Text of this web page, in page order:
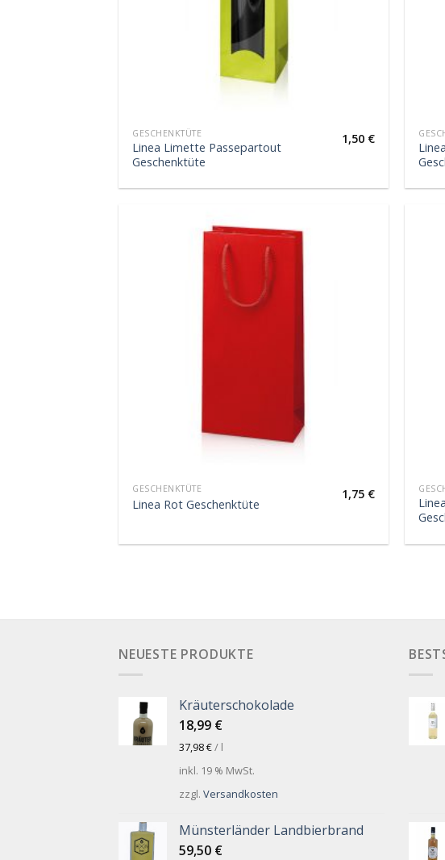
GESCHENKTÜTE
Linea Limette Passepartout
Geschenktüte
1,50 €
GESCHENKTÜTE
Linea Rot Geschenktüte
1,75 €
NEUESTE PRODUKTE
Kräuterschokolade
18,99 €
37,98€/ l
inkl. 19 % MwSt.
zzgl. Versandkosten
Münsterländer Landbierbrand
59,50 €